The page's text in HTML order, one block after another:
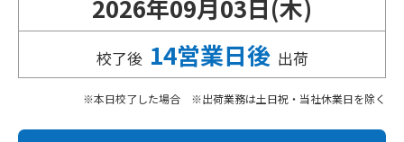
2026年09月03日(木)
校了後 14営業日後 出荷
本日校了した場合 ※出荷業務は土日祝・当社休業日を除く